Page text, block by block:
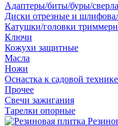
Адаптеры/биты/буры/сверла
Диски отрезные и
Катушки/головки
Ключи
Кожухи защитные
Масла
Ножи
Оснастка к садовой
Прочее
Свечи зажигания
Тарелки опорные